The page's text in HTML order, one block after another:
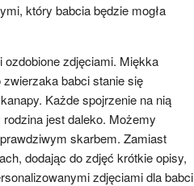
który babcia będzie mogła
ozdobione zdjęciami. Miękka
babci stanie się
Każde spojrzenie na nią
jest daleko. Możemy
skarbem. Zamiast
dodając do zdjęć krótkie opisy,
zdjęciami dla babci